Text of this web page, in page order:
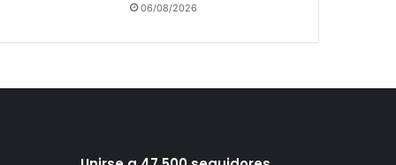
06/08/2026